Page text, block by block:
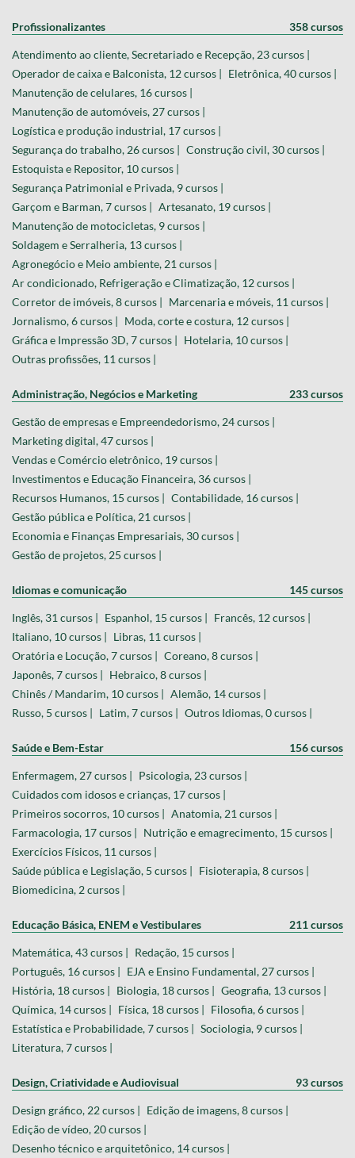
Profissionalizantes 358 cursos
Atendimento ao cliente, Secretariado e Recepção, 23 cursos |
Operador de caixa e Balconista, 12 cursos |
Eletrônica, 40 cursos |
Manutenção de celulares, 16 cursos |
Manutenção de automóveis, 27 cursos |
Logística e produção industrial, 17 cursos |
Segurança do trabalho, 26 cursos |
Construção civil, 30 cursos |
Estoquista e Repositor, 10 cursos |
Segurança Patrimonial e Privada, 9 cursos |
Garçom e Barman, 7 cursos |
Artesanato, 19 cursos |
Manutenção de motocicletas, 9 cursos |
Soldagem e Serralheria, 13 cursos |
Agronegócio e Meio ambiente, 21 cursos |
Ar condicionado, Refrigeração e Climatização, 12 cursos |
Corretor de imóveis, 8 cursos |
Marcenaria e móveis, 11 cursos |
Jornalismo, 6 cursos |
Moda, corte e costura, 12 cursos |
Gráfica e Impressão 3D, 7 cursos |
Hotelaria, 10 cursos |
Outras profissões, 11 cursos |
Administração, Negócios e Marketing 233 cursos
Gestão de empresas e Empreendedorismo, 24 cursos |
Marketing digital, 47 cursos |
Vendas e Comércio eletrônico, 19 cursos |
Investimentos e Educação Financeira, 36 cursos |
Recursos Humanos, 15 cursos |
Contabilidade, 16 cursos |
Gestão pública e Política, 21 cursos |
Economia e Finanças Empresariais, 30 cursos |
Gestão de projetos, 25 cursos |
Idiomas e comunicação 145 cursos
Inglês, 31 cursos | Espanhol, 15 cursos |
Francês, 12 cursos |
Italiano, 10 cursos |
Libras, 11 cursos |
Oratória e Locução, 7 cursos |
Coreano, 8 cursos |
Japonês, 7 cursos |
Hebraico, 8 cursos |
Chinês / Mandarim, 10 cursos |
Alemão, 14 cursos |
Russo, 5 cursos |
Latim, 7 cursos | Outros Idiomas, 0 cursos |
Saúde e Bem-Estar 156 cursos
Enfermagem, 27 cursos |
Psicologia, 23 cursos |
Cuidados com idosos e crianças, 17 cursos |
Primeiros socorros, 10 cursos |
Anatomia, 21 cursos |
Farmacologia, 17 cursos |
Nutrição e emagrecimento, 15 cursos |
Exercícios Físicos, 11 cursos |
Saúde pública e Legislação, 5 cursos |
Fisioterapia, 8 cursos |
Biomedicina, 2 cursos |
Educação Básica, ENEM e Vestibulares 211 cursos
Matemática, 43 cursos |
Redação, 15 cursos |
Português, 16 cursos |
EJA e Ensino Fundamental, 27 cursos |
História, 18 cursos |
Biologia, 18 cursos |
Geografia, 13 cursos |
Química, 14 cursos |
Física, 18 cursos |
Filosofia, 6 cursos |
Estatística e Probabilidade, 7 cursos |
Sociologia, 9 cursos |
Literatura, 7 cursos |
Design, Criatividade e Audiovisual 93 cursos
Design gráfico, 22 cursos |
Edição de imagens, 8 cursos |
Edição de vídeo, 20 cursos |
Desenho técnico e arquitetônico, 14 cursos |